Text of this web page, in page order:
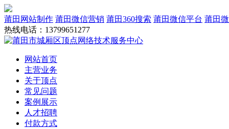
莆田网站制作 莆田微信营销 莆田360搜索 莆田微信平台 莆田
热线电话：13799651277
网站首页
主营业务
关于顶点
常见问题
案例展示
人才招聘
付款方式